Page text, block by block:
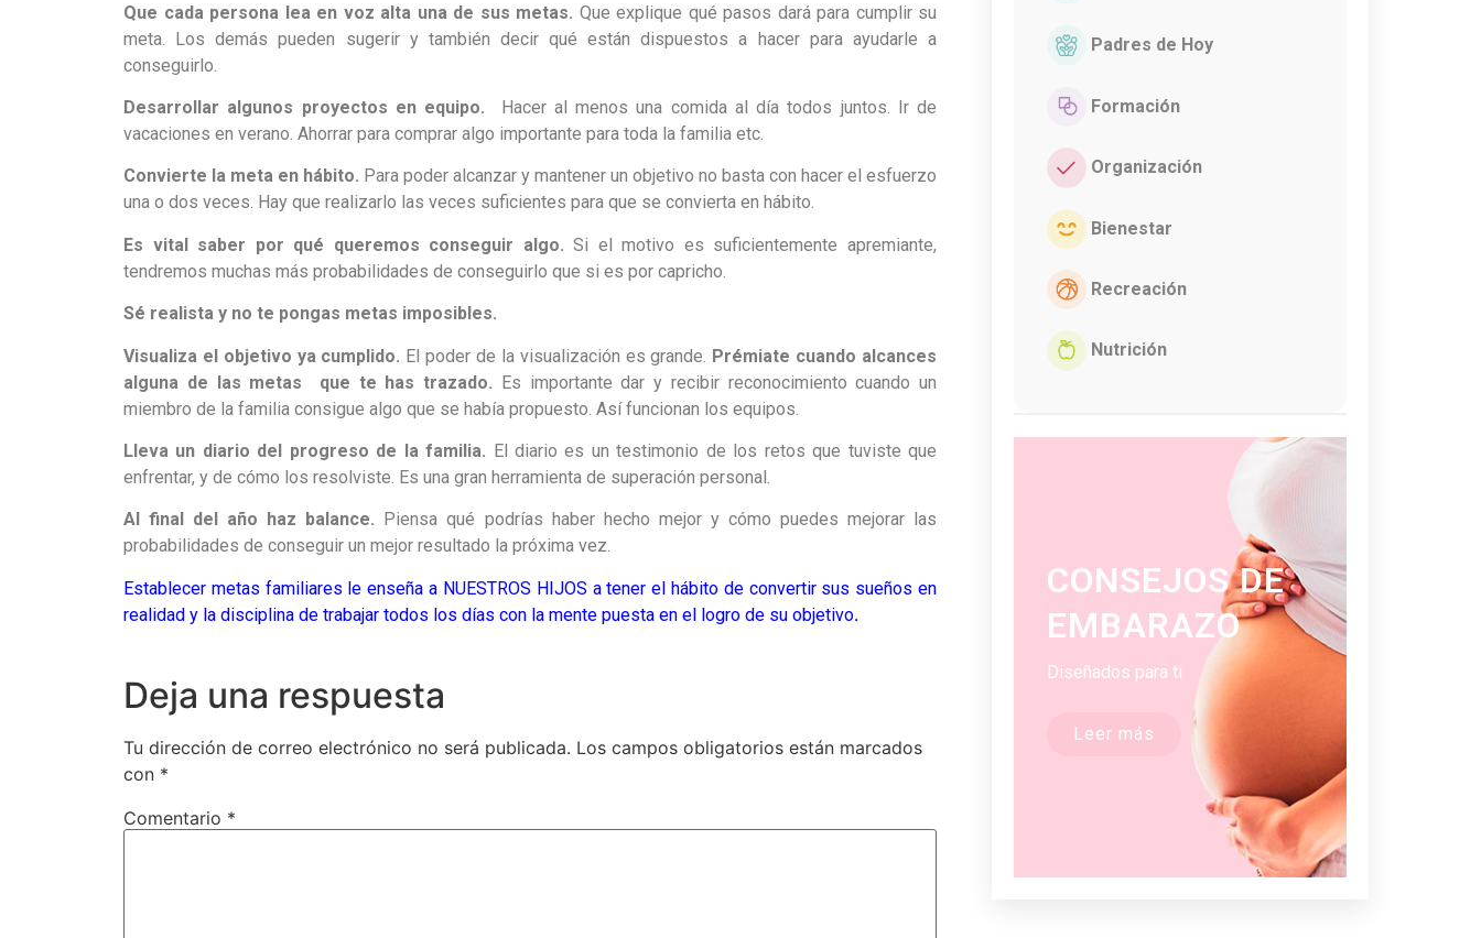
Que cada persona lea en voz alta una de sus metas. Que explique qué pasos dará para cumplir su
meta. Los demás pueden sugerir y también decir qué están dispuestos a hacer para ayudarle a
conseguirlo.
Desarrollar algunos proyectos en equipo. Hacer al menos una comida al día todos juntos. Ir de
vacaciones en verano. Ahorrar para comprar algo importante para toda la familia etc.
Convierte la meta en hábito. Para poder alcanzar y mantener un objetivo no basta con hacer el esfuerzo
una o dos veces. Hay que realizarlo las veces suficientes para que se convierta en hábito.
Es vital saber por qué queremos conseguir algo.Si el motivo es suficientemente apremiante,
tendremos muchas más probabilidades de conseguirlo que si es por capricho.
Sé realista y no te pongas metas imposibles.
Visualiza el objetivo ya cumplido. El poder de la visualización es grande. Prémiate cuando alcances
alguna de las metas que te has trazado. Es importante dar y recibir reconocimiento cuando un
miembro de la familia consigue algo que se había propuesto. Así funcionan los equipos.
Lleva un diario del progreso de la familia. El diario es un testimonio de los retos que tuviste que
enfrentar, y de cómo los resolviste. Es una gran herramienta de superación personal.
Al final del año haz balance. Piensa qué podrías haber hecho mejor y cómo puedes mejorar las
probabilidades de conseguir un mejor resultado la próxima vez.
Establecer metas familiares le enseña a NUESTROS HIJOS a tener el hábito de convertir sus sueños en
realidad y la disciplina de trabajar todos los días con la mente puesta en el logro de su objetivo.
Deja una respuesta
Tu dirección de correo electrónico no será publicada. Los campos obligatorios están marcados
con *
Comentario *
Padres de Hoy
Formación
Organización
Bienestar
Recreación
Nutrición
CONSEJOS DE
EMBARAZO
Diseñados para ti
Leer más